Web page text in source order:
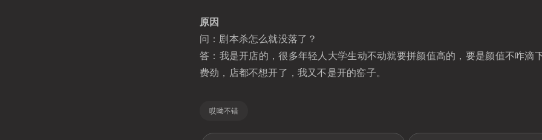
原因
问：剧本杀怎么就没落了？
答：我是开店的，很多年轻人大学生动不动就要拼颜值高的，要是颜值不咋滴
费劲，店都不想开了，我又不是开的窑子。
哎呦不错